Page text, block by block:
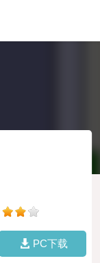
PC下载